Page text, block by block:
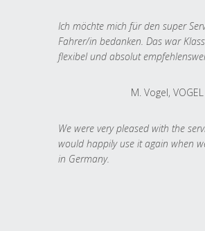
Ich möchte mich für den super
Fahrer/in bedanken. Das war
flexibel und absolut
M. Vogel,
We were very pleased with the
would happily use it again when
in Germany.